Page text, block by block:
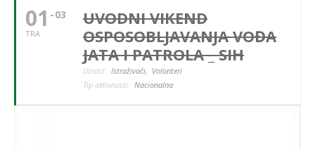
01
TRA
03
UVODNI VIKEND
OSPOSOBLJAVANJA VOĐA
JATA I PATROLA _ SIH
Uzrast: Istraživači, Volonteri
Tip aktivnosti: Nacionalna